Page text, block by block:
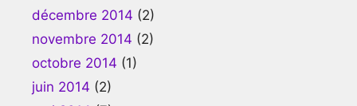
décembre 2014 (2)
novembre 2014 (2)
octobre 2014 (1)
juin 2014 (2)